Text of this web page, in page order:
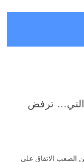
التي… ترفض
الصعب الاتفاق على